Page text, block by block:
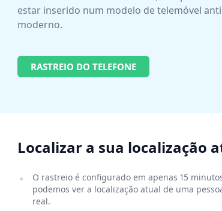
estar inserido num modelo de telemóvel
moderno.
RASTREIO DO TELEFONE
Localizar a sua localização
O rastreio é configurado em apenas 15
podemos ver a localização atual de uma
real.